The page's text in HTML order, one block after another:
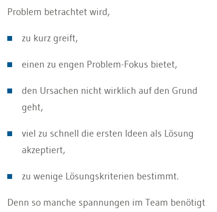
Problem betrachtet wird,
zu kurz greift,
einen zu engen Problem-Fokus bietet,
den Ursachen nicht wirklich auf den Grund
geht,
viel zu schnell die ersten Ideen als Lösung
akzeptiert,
zu wenige Lösungskriterien bestimmt.
Denn so manche spannungen im Team benötigt